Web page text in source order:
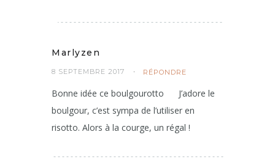
Marlyzen
8 SEPTEMBRE 2017 RÉPONDRE
Bonne idée ce boulgourotto
J’adore le
boulgour, c’est sympa de l’utiliser en
risotto. Alors à la courge, un régal !